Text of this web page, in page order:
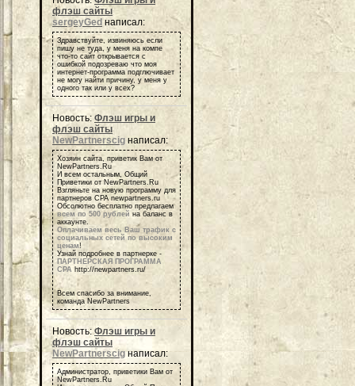
флэш сайты
sergeyGed написал:
Здравствуйте, извиняюсь если
пишу не туда, у меня на компе
что-то сайт открывается с
ошибкой подозреваю что моя
интернет-программа подглючивает
не могу найти причину, у меня у
одного так или у всех?
Новость: Флэш игры и
флэш сайты
NewPartnerscig написал:
Хозяин сайта, приветик Вам от
NewPartners.Ru
И всем остальным, Общий
Приветики от NewPartners.Ru
Взгляньте на новую программу для
партнеров СРА newpartners.ru
Обсолютно бесплатно предлагаем
всем по 500 рублей на баланс в
аккаунте.
Оплачиваем весь Ваш трафик с
социальных сетей по высоким
ценам!
Узнай подробнее в партнерке -
ПАРТНЕРСКАЯ ПРОГРАММА
СРА http://newpartners.ru/
Всем спасибо за внимание,
команда NewPartners
Новость: Флэш игры и
флэш сайты
NewPartnerscigнаписал:
Администратор, приветики Вам от
NewPartners.Ru